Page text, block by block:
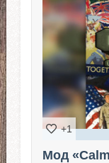
+1
Мод